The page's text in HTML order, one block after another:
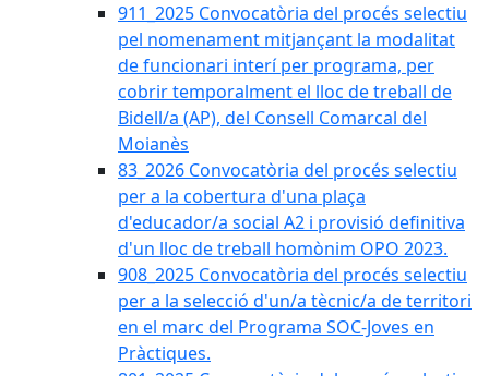
911_2025 Convocatòria del procés selectiu
pel nomenament mitjançant la modalitat
de funcionari interí per programa, per
cobrir temporalment el lloc de treball de
Bidell/a (AP), del Consell Comarcal del
Moianès
83_2026 Convocatòria del procés selectiu
per a la cobertura d'una plaça
d'educador/a social A2 i provisió definitiva
d'un lloc de treball homònim OPO 2023.
908_2025 Convocatòria del procés selectiu
per a la selecció d'un/a tècnic/a de territori
en el marc del Programa SOC-Joves en
Pràctiques.